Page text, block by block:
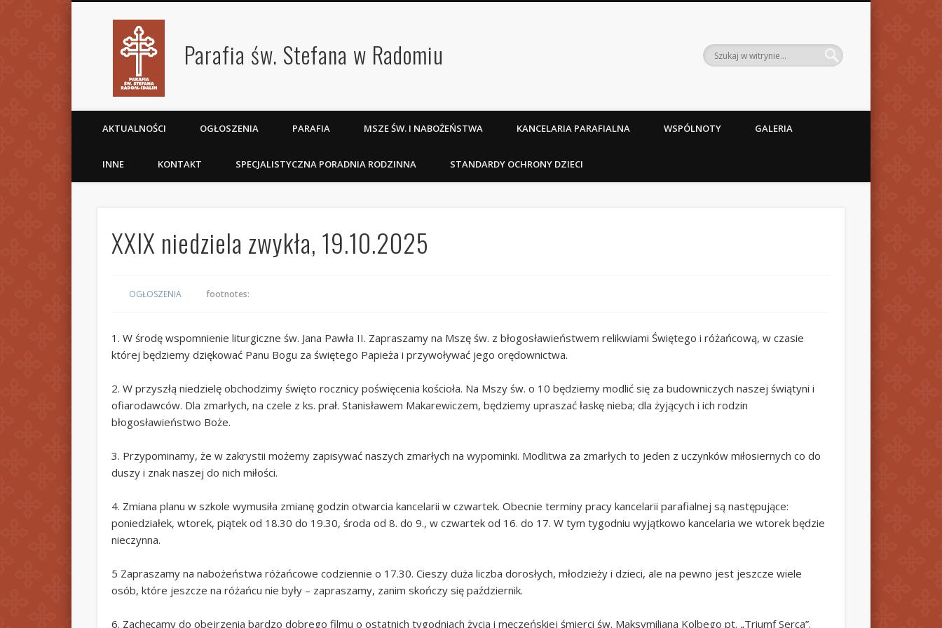
Parafia św. Stefana w Radomiu
AKTUALNOŚCI OGŁOSZENIA PARAFIA MSZE ŚW. I NABOŻEŃSTWA KANCELARIA PARAFIALNA WSPÓLNOTY GALERIA
INNE KONTAKT SPECJALISTYCZNA PORADNIA RODZINNA STANDARDY OCHRONY DZIECI
XXIX niedziela zwykła, 19.10.2025
OGŁOSZENIA footnotes:
1. W środę wspomnienie liturgiczne św. Jana Pawła II. Zapraszamy na Mszę św. z błogosławieństwem relikwiami Świętego i różańcową, w czasie
której będziemy dziękować Panu Bogu za świętego Papieża i przywoływać jego orędownictwa.
2. W przyszłą niedzielę obchodzimy święto rocznicy poświęcenia kościoła. Na Mszy św. o 10 będziemy modlić się za budowniczych naszej świątyni i
ofiarodawców. Dla zmarłych, na czele z ks. prał. Stanisławem Makarewiczem, będziemy upraszać łaskę nieba; dla żyjących i ich rodzin
błogosławieństwo Boże.
3. Przypominamy, że w zakrystii możemy zapisywać naszych zmarłych na wypominki. Modlitwa za zmarłych to jeden z uczynków miłosiernych co do
duszy i znak naszej do nich miłości.
4. Zmiana planu w szkole wymusiła zmianę godzin otwarcia kancelarii w czwartek. Obecnie terminy pracy kancelarii parafialnej są następujące:
poniedziałek, wtorek, piątek od 18.30 do 19.30, środa od 8. do 9., w czwartek od 16. do 17. W tym tygodniu wyjątkowo kancelaria we wtorek będzie
nieczynna.
5 Zapraszamy na nabożeństwa różańcowe codziennie o 17.30. Cieszy duża liczba dorosłych, młodzieży i dzieci, ale na pewno jest jeszcze wiele
osób, które jeszcze na różańcu nie były – zapraszamy, zanim skończy się październik.
6. Zachęcamy do obejrzenia bardzo dobrego filmu o ostatnich tygodniach życia i męczeńskiej śmierci św. Maksymiliana Kolbego pt. „Triumf Serca”.